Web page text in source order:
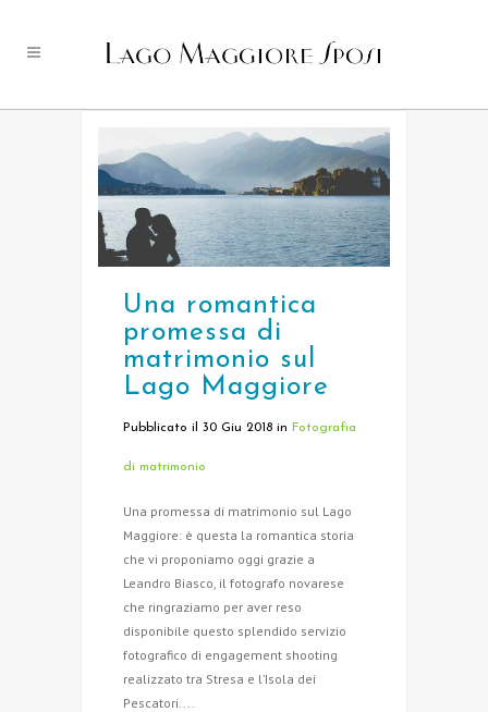
Una romantica
promessa di
matrimonio sul
Lago Maggiore
Pubblicato il 30 Giu 2018 in Fotografia
di matrimonio
Una promessa di matrimonio sul Lago
Maggiore: è questa la romantica storia
che vi proponiamo oggi grazie a
Leandro Biasco, il fotografo novarese
che ringraziamo per aver reso
disponibile questo splendido servizio
fotografico di engagement shooting
realizzato tra Stresa e l’Isola dei
Pescatori....